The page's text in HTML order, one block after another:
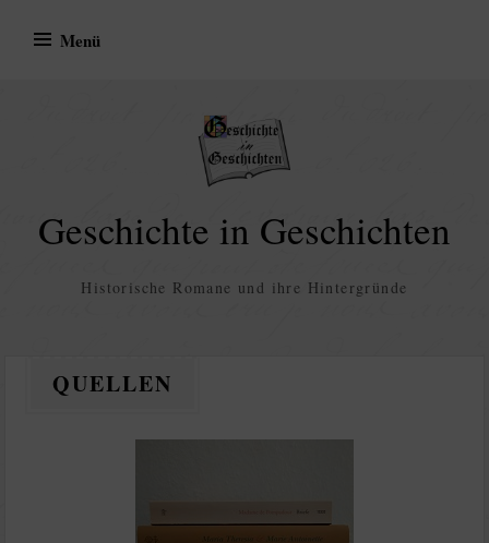
Inhalt
Menü
Geschichte in Geschichten
Historische Romane und ihre Hintergründe
QUELLEN